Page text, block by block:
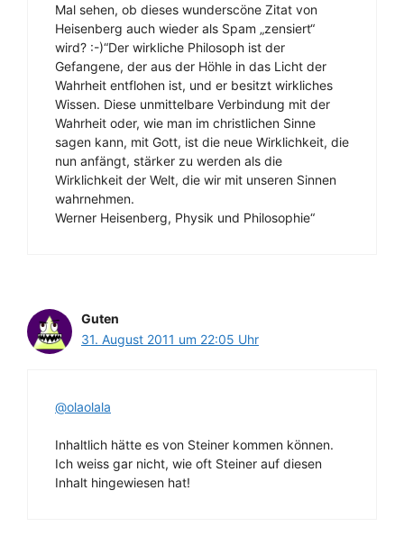
Mal sehen, ob dieses wunderscöne Zitat von
Heisenberg auch wieder als Spam „zensiert“
wird? :-)“Der wirkliche Philosoph ist der
Gefangene, der aus der Höhle in das Licht der
Wahrheit entflohen ist, und er besitzt wirkliches
Wissen. Diese unmittelbare Verbindung mit der
Wahrheit oder, wie man im christlichen Sinne
sagen kann, mit Gott, ist die neue Wirklichkeit, die
nun anfängt, stärker zu werden als die
Wirklichkeit der Welt, die wir mit unseren Sinnen
wahrnehmen.
Werner Heisenberg, Physik und Philosophie“
Guten
31. August 2011 um 22:05 Uhr
@olaolala
Inhaltlich hätte es von Steiner kommen können.
Ich weiss gar nicht, wie oft Steiner auf diesen
Inhalt hingewiesen hat!